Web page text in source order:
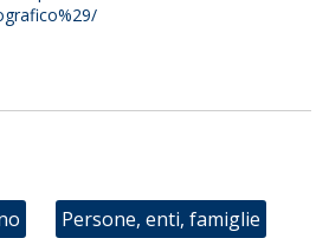
Persone, enti, famiglie